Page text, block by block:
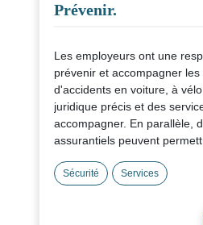
Prévenir.
Les employeurs ont une
prévenir et accompagner
d'accidents en voiture, à
juridique précis et des
accompagner. En parallèle,
assurantiels peuvent
salariés des flottes de vélos
Sécurité Services